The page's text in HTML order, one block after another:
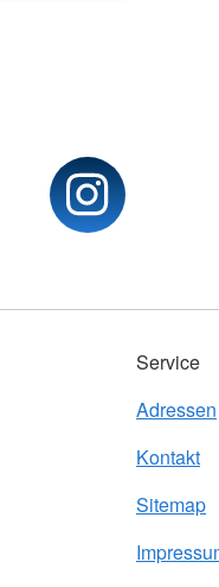
Service
Adressen
Kontakt
Sitemap